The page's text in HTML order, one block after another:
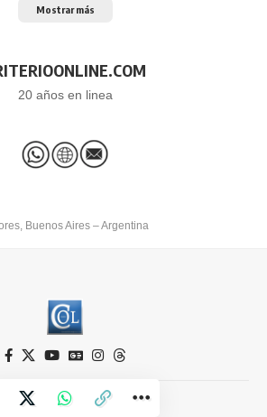
Mostrar más
20 años en linea
Buenos Aires – Argentina
Criterio Online © 2026